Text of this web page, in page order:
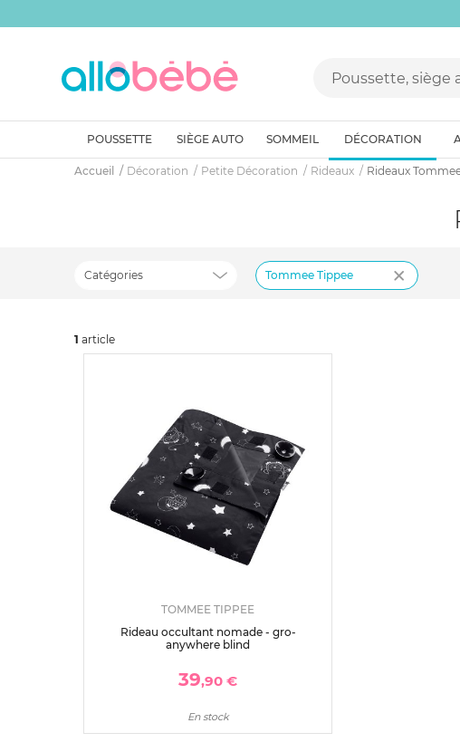
POUSSETTE SIÈGE AUTO SOMMEIL DÉCORATION
Accueil Décoration Petite Décoration Rideaux Rideaux
Catégories Tommee Tippee
1 article
TOMMEE TIPPEE
Rideau occultant nomade - gro-
anywhere blind
39,90 €
En stock